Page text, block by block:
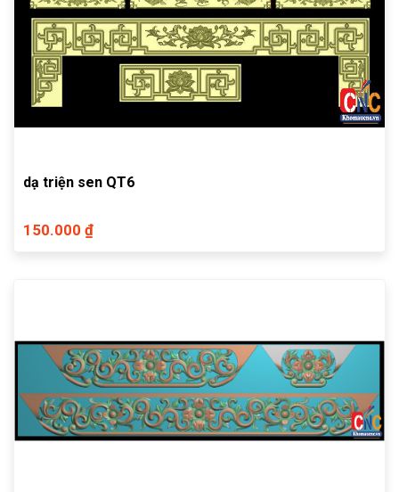
dạ triện sen QT6
150.000 ₫